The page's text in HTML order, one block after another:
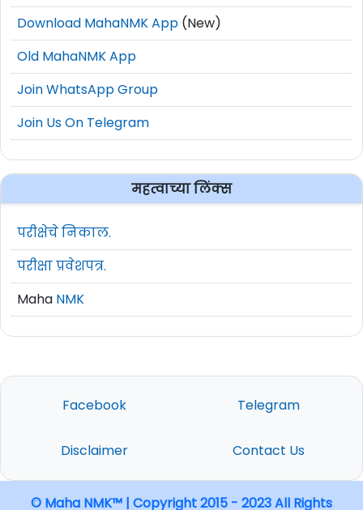
Download MahaNMK App (New)
Old MahaNMK App
Join WhatsApp Group
Join Us On Telegram
महत्वाच्या लिंक्स
परीक्षेचे निकाल.
परीक्षा प्रवेशपत्र.
Maha NMK
Facebook Telegram
Disclaimer Contact Us
© Maha NMK™ | Copyright 2015 - 2023 All Rights